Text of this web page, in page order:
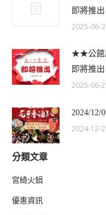
即將推出
2025-06-
★★公館
即將推出
2025-06-
2024/12/
2024-12-
分類文章
宮綺火鍋
優惠資訊